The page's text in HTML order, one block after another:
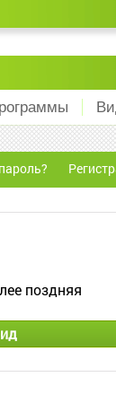
поздняя